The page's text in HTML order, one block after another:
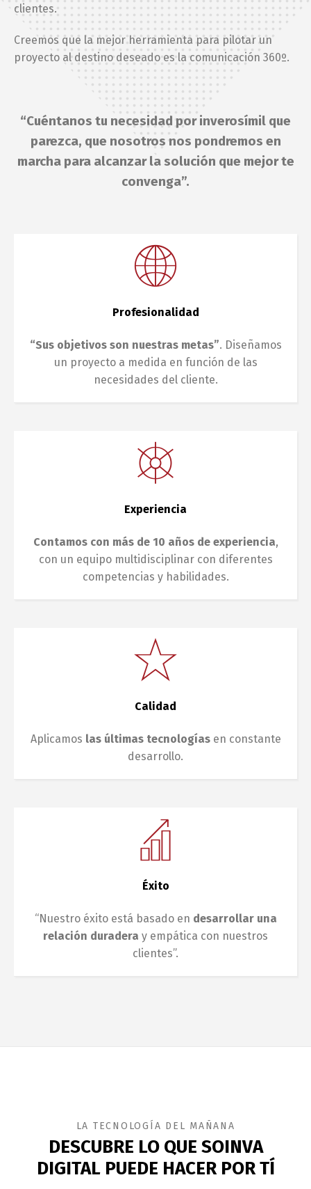
clientes.
Creemos que la mejor herramienta para pilotar un
proyecto al destino deseado es la comunicación 360º.
“Cuéntanos tu necesidad por inverosímil que
parezca, que nosotros nos pondremos en
marcha para alcanzar la solución que mejor te
convenga”.
Profesionalidad
“Sus objetivos son nuestras metas”. Diseñamos
un proyecto a medida en función de las
necesidades del cliente.
Experiencia
Contamos con más de 10 años de experiencia,
con un equipo multidisciplinar con diferentes
competencias y habilidades.
Calidad
Aplicamos las últimas tecnologíasen constante
desarrollo.
Éxito
“Nuestro éxito está basado en desarrollar una
relación duradera y empática con nuestros
clientes”.
LA TECNOLOGÍA DEL MAÑANA
DESCUBRE LO QUE SOINVA
DIGITAL PUEDE HACER POR TÍ